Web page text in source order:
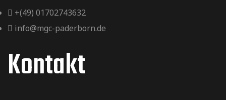
+(49) 01702743632
info@mgc-paderborn.de
Kontakt